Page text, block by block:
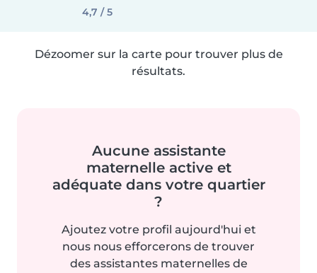
4,7 / 5
Dézoomer sur la carte pour trouver plus de
résultats.
Aucune assistante
maternelle active et
adéquate dans votre quartier
?
Ajoutez votre profil aujourd'hui et
nous nous efforcerons de trouver
des assistantes maternelles de